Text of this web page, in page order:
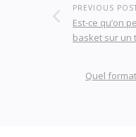
PREVIOUS
Est-ce qu’on
basket sur un
Quel